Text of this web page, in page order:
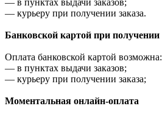
— в пунктах выдачи заказов;
— курьеру при получении заказа.
Банковской картой при получении
Оплата банковской картой возможна:
— в пунктах выдачи заказов;
— курьеру при получении заказа;
Моментальная онлайн-оплата